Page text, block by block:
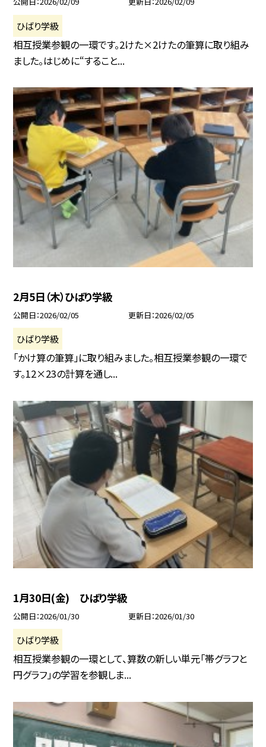
ひばり学級
相互授業参観の一環です。2けた×2けたの筆算に取り組み
ました。はじめに“すること...
2月5日（木）ひばり学級
公開日 2026/02/05 更新日 2026/02/05
ひばり学級
「かけ算の筆算」に取り組みました。相互授業参観の一環で
す。12×23の計算を通し...
1月30日(金) ひばり学級
公開日 2026/01/30 更新日 2026/01/30
ひばり学級
相互授業参観の一環として、算数の新しい単元「帯グラフと
円グラフ」の学習を参観しま...